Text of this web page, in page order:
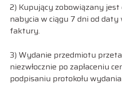
2) Kupujący zobowiązany jest
nabycia w ciągu 7 dni od
faktury.
3) Wydanie przedmiotu
niezwłocznie po zapłaceniu
podpisaniu protokołu